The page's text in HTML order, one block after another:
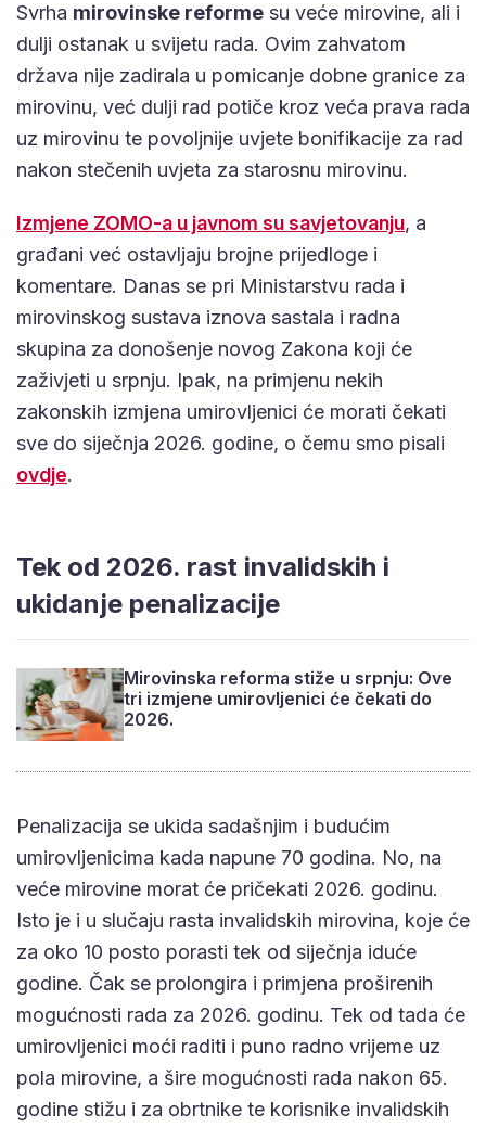
Svrha mirovinske reforme su veće mirovine, ali i
dulji ostanak u svijetu rada. Ovim zahvatom
država nije zadirala u pomicanje dobne granice za
mirovinu, već dulji rad potiče kroz veća prava rada
uz mirovinu te povoljnije uvjete bonifikacije za rad
nakon stečenih uvjeta za starosnu mirovinu.
Izmjene ZOMO-a u javnom su savjetovanju, a
građani već ostavljaju brojne prijedloge i
komentare. Danas se pri Ministarstvu rada i
mirovinskog sustava iznova sastala i radna
skupina za donošenje novog Zakona koji će
zaživjeti u srpnju. Ipak, na primjenu nekih
zakonskih izmjena umirovljenici će morati čekati
sve do siječnja 2026. godine, o čemu smo pisali
ovdje.
Tek od 2026. rast invalidskih i
ukidanje penalizacije
Mirovinska reforma stiže u srpnju: Ove
tri izmjene umirovljenici će čekati do
2026.
Penalizacija se ukida sadašnjim i budućim
umirovljenicima kada napune 70 godina. No, na
veće mirovine morat će pričekati 2026. godinu.
Isto je i u slučaju rasta invalidskih mirovina, koje će
za oko 10 posto porasti tek od siječnja iduće
godine. Čak se prolongira i primjena proširenih
mogućnosti rada za 2026. godinu. Tek od tada će
umirovljenici moći raditi i puno radno vrijeme uz
pola mirovine, a šire mogućnosti rada nakon 65.
godine stižu i za obrtnike te korisnike invalidskih